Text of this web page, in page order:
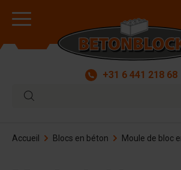
+31 6 441 218 68
Accueil Blocs en béton Moule de bloc